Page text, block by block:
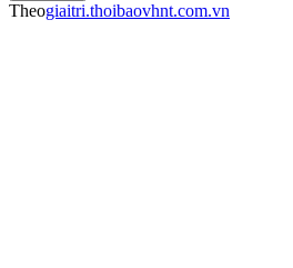
Theogiaitri.thoibaovhnt.com.vn